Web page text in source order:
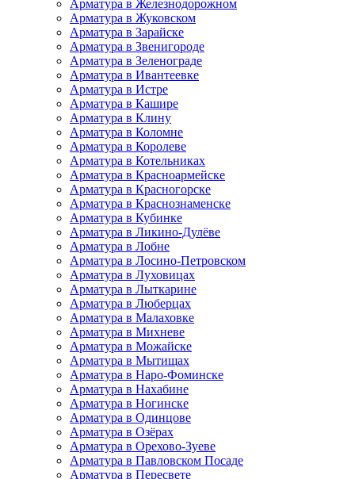
Арматура в Железнодорожном
Арматура в Жуковском
Арматура в Зарайске
Арматура в Звенигороде
Арматура в Зеленограде
Арматура в Ивантеевке
Арматура в Истре
Арматура в Кашире
Арматура в Клину
Арматура в Коломне
Арматура в Королеве
Арматура в Котельниках
Арматура в Красноармейске
Арматура в Красногорске
Арматура в Краснознаменске
Арматура в Кубинке
Арматура в Ликино-Дулёве
Арматура в Лобне
Арматура в Лосино-Петровском
Арматура в Луховицах
Арматура в Лыткарине
Арматура в Люберцах
Арматура в Малаховке
Арматура в Михневе
Арматура в Можайске
Арматура в Мытищах
Арматура в Наро-Фоминске
Арматура в Нахабине
Арматура в Ногинске
Арматура в Одинцове
Арматура в Озёрах
Арматура в Орехово-Зуеве
Арматура в Павловском Посаде
Арматура в Пересвете